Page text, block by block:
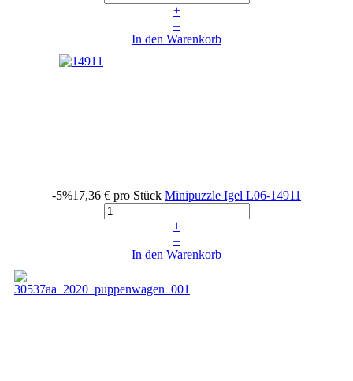
+
–
In den Warenkorb
-5%17,36 € pro Stück Minipuzzle Igel L06-14911
+
–
In den Warenkorb